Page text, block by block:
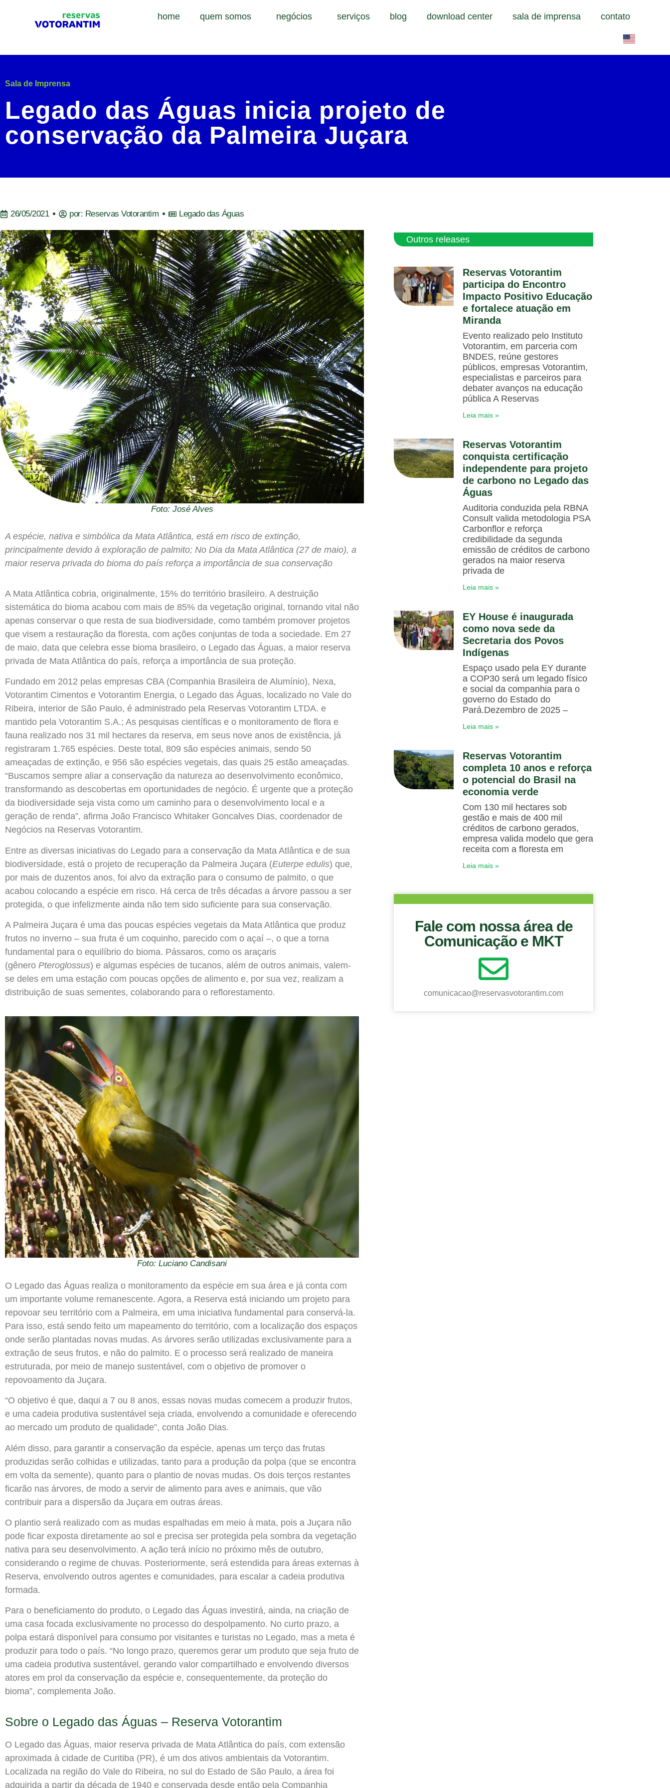
home quem somos negócios serviços blog download center sala de imprensa contato
Sala de Imprensa
Legado das Águas inicia projeto de
conservação da Palmeira Juçara
26/05/2021 por: Reservas Votorantim Legado das Águas
Foto: José Alves
A espécie, nativa e simbólica da Mata Atlântica, está em risco de extinção,
principalmente devido à exploração de palmito; No Dia da Mata Atlântica (27 de maio), a
maior reserva privada do bioma do país reforça a importância de sua conservação
A Mata Atlântica cobria, originalmente, 15% do território brasileiro. A destruição
sistemática do bioma acabou com mais de 85% da vegetação original, tornando vital não
apenas conservar o que resta de sua biodiversidade, como também promover projetos
que visem a restauração da floresta, com ações conjuntas de toda a sociedade. Em 27
de maio, data que celebra esse bioma brasileiro, o Legado das Águas, a maior reserva
privada de Mata Atlântica do país, reforça a importância de sua proteção.
Fundado em 2012 pelas empresas CBA (Companhia Brasileira de Alumínio), Nexa,
Votorantim Cimentos e Votorantim Energia, o Legado das Águas, localizado no Vale do
Ribeira, interior de São Paulo, é administrado pela Reservas Votorantim LTDA. e
mantido pela Votorantim S.A.; As pesquisas científicas e o monitoramento de flora e
fauna realizado nos 31 mil hectares da reserva, em seus nove anos de existência, já
registraram 1.765 espécies. Deste total, 809 são espécies animais, sendo 50
ameaçadas de extinção, e 956 são espécies vegetais, das quais 25 estão ameaçadas.
“Buscamos sempre aliar a conservação da natureza ao desenvolvimento econômico,
transformando as descobertas em oportunidades de negócio. É urgente que a proteção
da biodiversidade seja vista como um caminho para o desenvolvimento local e a
geração de renda”, afirma João Francisco Whitaker Goncalves Dias, coordenador de
Negócios na Reservas Votorantim.
Entre as diversas iniciativas do Legado para a conservação da Mata Atlântica e de sua
biodiversidade, está o projeto de recuperação da Palmeira Juçara (Euterpe edulis) que,
por mais de duzentos anos, foi alvo da extração para o consumo de palmito, o que
acabou colocando a espécie em risco. Há cerca de três décadas a árvore passou a ser
protegida, o que infelizmente ainda não tem sido suficiente para sua conservação.
A Palmeira Juçara é uma das poucas espécies vegetais da Mata Atlântica que produz
frutos no inverno – sua fruta é um coquinho, parecido com o açaí –, o que a torna
fundamental para o equilíbrio do bioma. Pássaros, como os araçaris
(gênero Pteroglossus) e algumas espécies de tucanos, além de outros animais, valem-
se deles em uma estação com poucas opções de alimento e, por sua vez, realizam a
distribuição de suas sementes, colaborando para o reflorestamento.
Foto: Luciano Candisani
O Legado das Águas realiza o monitoramento da espécie em sua área e já conta com
um importante volume remanescente. Agora, a Reserva está iniciando um projeto para
repovoar seu território com a Palmeira, em uma iniciativa fundamental para conservá-la.
Para isso, está sendo feito um mapeamento do território, com a localização dos espaços
onde serão plantadas novas mudas. As árvores serão utilizadas exclusivamente para a
extração de seus frutos, e não do palmito. E o processo será realizado de maneira
estruturada, por meio de manejo sustentável, com o objetivo de promover o
repovoamento da Juçara.
“O objetivo é que, daqui a 7 ou 8 anos, essas novas mudas comecem a produzir frutos,
e uma cadeia produtiva sustentável seja criada, envolvendo a comunidade e oferecendo
ao mercado um produto de qualidade”, conta João Dias.
Além disso, para garantir a conservação da espécie, apenas um terço das frutas
produzidas serão colhidas e utilizadas, tanto para a produção da polpa (que se encontra
em volta da semente), quanto para o plantio de novas mudas. Os dois terços restantes
ficarão nas árvores, de modo a servir de alimento para aves e animais, que vão
contribuir para a dispersão da Juçara em outras áreas.
O plantio será realizado com as mudas espalhadas em meio à mata, pois a Juçara não
pode ficar exposta diretamente ao sol e precisa ser protegida pela sombra da vegetação
nativa para seu desenvolvimento. A ação terá início no próximo mês de outubro,
considerando o regime de chuvas. Posteriormente, será estendida para áreas externas à
Reserva, envolvendo outros agentes e comunidades, para escalar a cadeia produtiva
formada.
Para o beneficiamento do produto, o Legado das Águas investirá, ainda, na criação de
uma casa focada exclusivamente no processo do despolpamento. No curto prazo, a
polpa estará disponível para consumo por visitantes e turistas no Legado, mas a meta é
produzir para todo o país. “No longo prazo, queremos gerar um produto que seja fruto de
uma cadeia produtiva sustentável, gerando valor compartilhado e envolvendo diversos
atores em prol da conservação da espécie e, consequentemente, da proteção do
bioma”, complementa João.
Sobre o Legado das Águas – Reserva Votorantim
O Legado das Águas, maior reserva privada de Mata Atlântica do país, com extensão
aproximada à cidade de Curitiba (PR), é um dos ativos ambientais da Votorantim.
Localizada na região do Vale do Ribeira, no sul do Estado de São Paulo, a área foi
adquirida a partir da década de 1940 e conservada desde então pela Companhia
Outros releases
Reservas Votorantim
participa do Encontro
Impacto Positivo Educação
e fortalece atuação em
Miranda
Evento realizado pelo Instituto
Votorantim, em parceria com
BNDES, reúne gestores
públicos, empresas Votorantim,
especialistas e parceiros para
debater avanços na educação
pública A Reservas
Leia mais »
Reservas Votorantim
conquista certificação
independente para projeto
de carbono no Legado das
Águas
Auditoria conduzida pela RBNA
Consult valida metodologia PSA
Carbonflor e reforça
credibilidade da segunda
emissão de créditos de carbono
gerados na maior reserva
privada de
Leia mais »
EY House é inaugurada
como nova sede da
Secretaria dos Povos
Indígenas
Espaço usado pela EY durante
a COP30 será um legado físico
e social da companhia para o
governo do Estado do
Pará.Dezembro de 2025 –
Leia mais »
Reservas Votorantim
completa 10 anos e reforça
o potencial do Brasil na
economia verde
Com 130 mil hectares sob
gestão e mais de 400 mil
créditos de carbono gerados,
empresa valida modelo que gera
receita com a floresta em
Leia mais »
Fale com nossa área de
Comunicação e MKT
comunicacao@reservasvotorantim.com